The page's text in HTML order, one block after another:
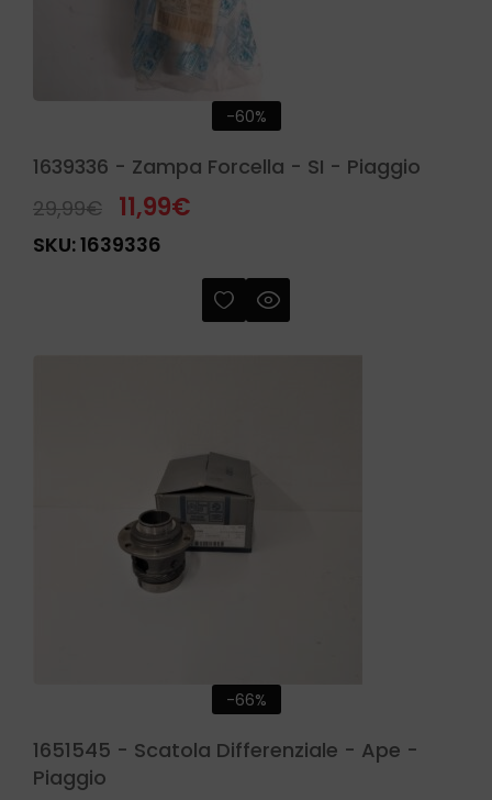
-60%
1639336 - Zampa Forcella - SI - Piaggio
29,99€ 11,99€
SKU:1639336
-66%
1651545 - Scatola Differenziale - Ape -
Piaggio